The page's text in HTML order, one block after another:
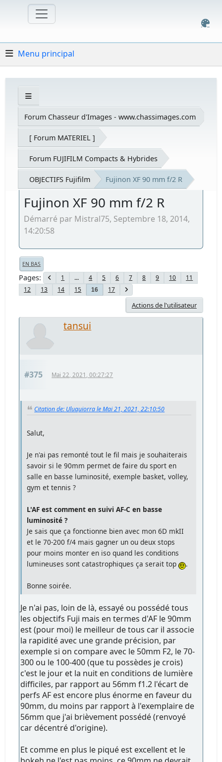
Menu principal
Forum Chasseur d'Images - www.chassimages.com
[ Forum MATERIEL ]
Forum FUJIFILM Compacts & Hybrides
OBJECTIFS Fujifilm Fujinon XF 90 mm f/2 R
Fujinon XF 90 mm f/2 R
Démarré par Mistral75, Septembre 18, 2014,
14:20:58
EN BAS
Pages 1 ... 4 5 6 7 8 9 10
11
12
13 14 15 16 17
Actions de l'utilisateur
tansui
#375 Mai 22, 2021, 00:27:27
Citation de: Uluquiorra le Mai 21, 2021, 22:10:50
Salut,
Je n'ai pas remonté tout le fil mais je souhaiterais
savoir si le 90mm permet de faire du sport en
salle en basse luminosité, exemple basket, volley,
gym et tennis ?
L'AF est comment en suivi AF-C en basse
luminosité ?
Je sais que ça fonctionne bien avec mon 6D mkII
et le 70-200 f/4 mais gagner un ou deux stops
pour moins monter en iso quand les conditions
lumineuses sont catastrophiques ça serait top
.
Bonne soirée.
Je n'ai pas, loin de là, essayé ou possédé tous
les objectifs Fuji mais en termes d'AF le 90mm
est (pour moi) le meilleur de tous car il associe
la rapidité avec une grande précision, par
exemple si on compare avec le 50mm F2, le 70-
300 ou le 100-400 (que tu possèdes je crois)
c'est le jour et la nuit en conditions de lumière
difficiles, par rapport au 56mm f1.2 l'écart de
perfs AF est encore plus énorme en faveur du
90mm, du moins par rapport à l'exemplaire de
56mm que j'ai brièvement possédé (renvoyé
car décentré d'origine).
Et comme en plus le piqué est excellent et le